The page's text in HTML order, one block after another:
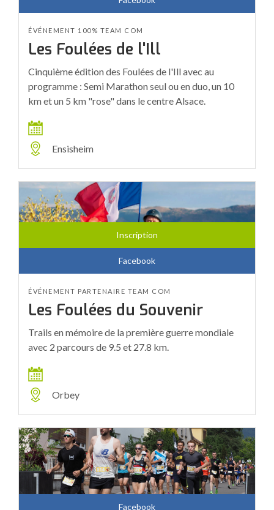
ÉVÉNEMENT 100% TEAM COM
Les Foulées de l'Ill
Cinquième édition des Foulées de l'Ill avec au
programme : Semi Marathon seul ou en duo, un 10
km et un 5 km "rose" dans le centre Alsace.
Ensisheim
Inscription
Facebook
ÉVÉNEMENT PARTENAIRE TEAM COM
Les Foulées du Souvenir
Trails en mémoire de la première guerre mondiale
avec 2 parcours de 9.5 et 27.8 km.
Orbey
Facebook